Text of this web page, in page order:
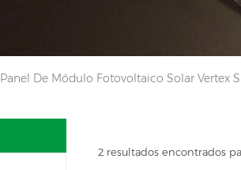
Panel De Módulo Fotovoltaico Solar Vertex S
2 resultados encontrados